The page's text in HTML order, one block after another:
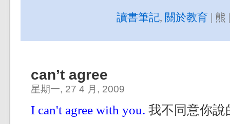
讀書筆記, 關於教育| 熊
can’t agree
星期一, 27 4 月, 2009
I can't agree with you. 我不同意你說